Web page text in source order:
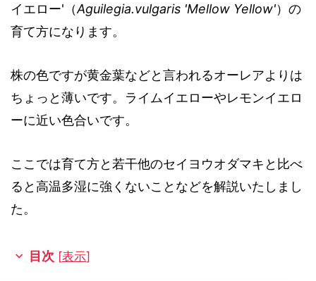
イエロー'（Aguilegia.vulgaris 'Mellow Yellow'）の
育て方になります。
株の色ですが黄金葉などと言われるオーレアよりは
ちょっと薄いです。ライムイエローやレモンイエロ
ーに近い色合いです。
ここでは育て方と若干他のセイヨウオダマキと比べ
ると高温多湿に強くないことなどを解説いたしまし
た。
目次 [表示]